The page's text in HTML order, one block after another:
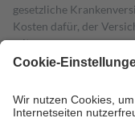
gesetzliche
Kosten dafür, der
mit.
Grundsätzlich leisten
höchstens zehn Euro.
Kosten der Leistung zu